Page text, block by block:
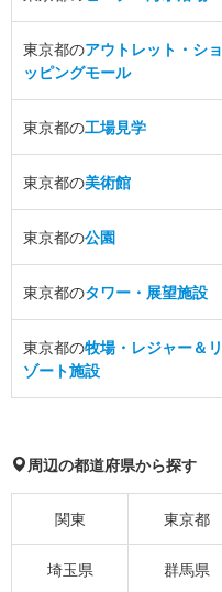
東京都のアウトレット・ショ
ッピングモール
東京都の工場見学
東京都の美術館
東京都の公園
東京都のタワー・展望施設
東京都の牧場・レジャー＆リ
ゾート施設
周辺の都道府県から探す
関東 東京都
埼玉県 群馬県